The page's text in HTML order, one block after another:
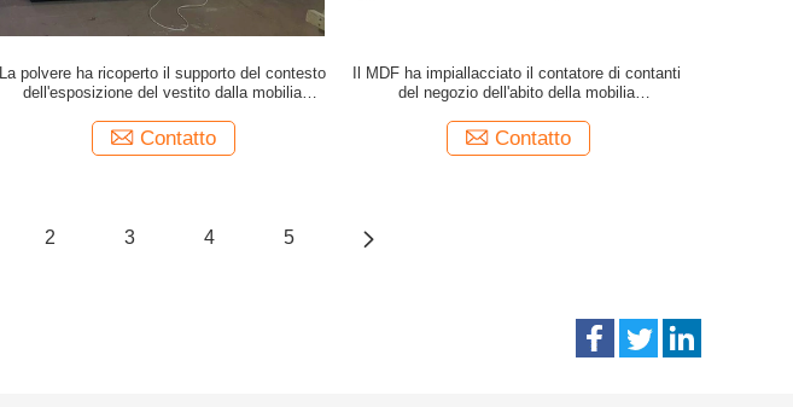
La polvere ha ricoperto il supporto del contesto
dell'esposizione del vestito dalla mobilia
di scaffali
Contatto
Il MDF ha impiallacciato il contatore di contanti
del negozio dell'abito della mobilia
Contatto
2 3 4 5